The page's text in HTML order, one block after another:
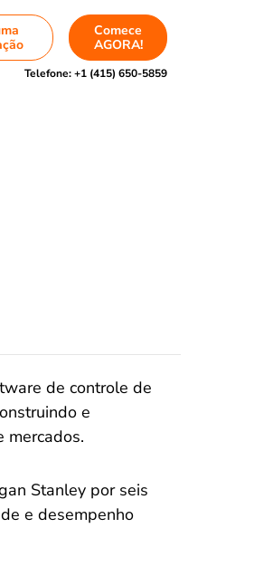
Comece
AGORA!
Telefone:+1 (415) 650-5859
de controle de
e
mercados.
Stanley por seis
e desempenho